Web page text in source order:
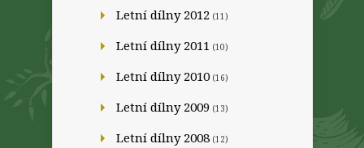
Letní dílny 2012 (11)
Letní dílny 2011 (10)
Letní dílny 2010 (16)
Letní dílny 2009 (13)
Letní dílny 2008 (12)